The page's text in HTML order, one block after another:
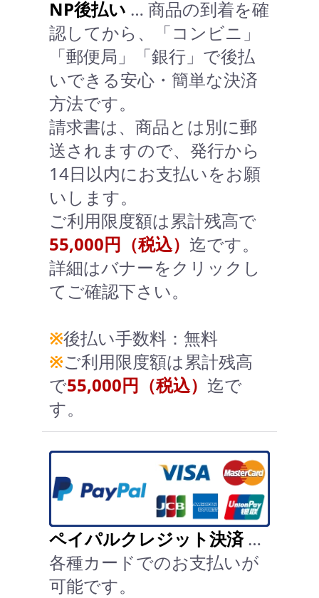
NP後払い … 商品の到着を確
認してから、「コンビニ」
「郵便局」「銀行」で後払
いできる安心・簡単な決済
方法です。
請求書は、商品とは別に郵
送されますので、発行から
14日以内にお支払いをお願
いします。
ご利用限度額は累計残高で
55,000円（税込） 迄です。
詳細はバナーをクリックし
てご確認下さい。
※後払い手数料：無料
※ご利用限度額は累計残高
で55,000円（税込） 迄で
す。
ペイパルクレジット決済…
各種カードでのお支払いが
可能です。